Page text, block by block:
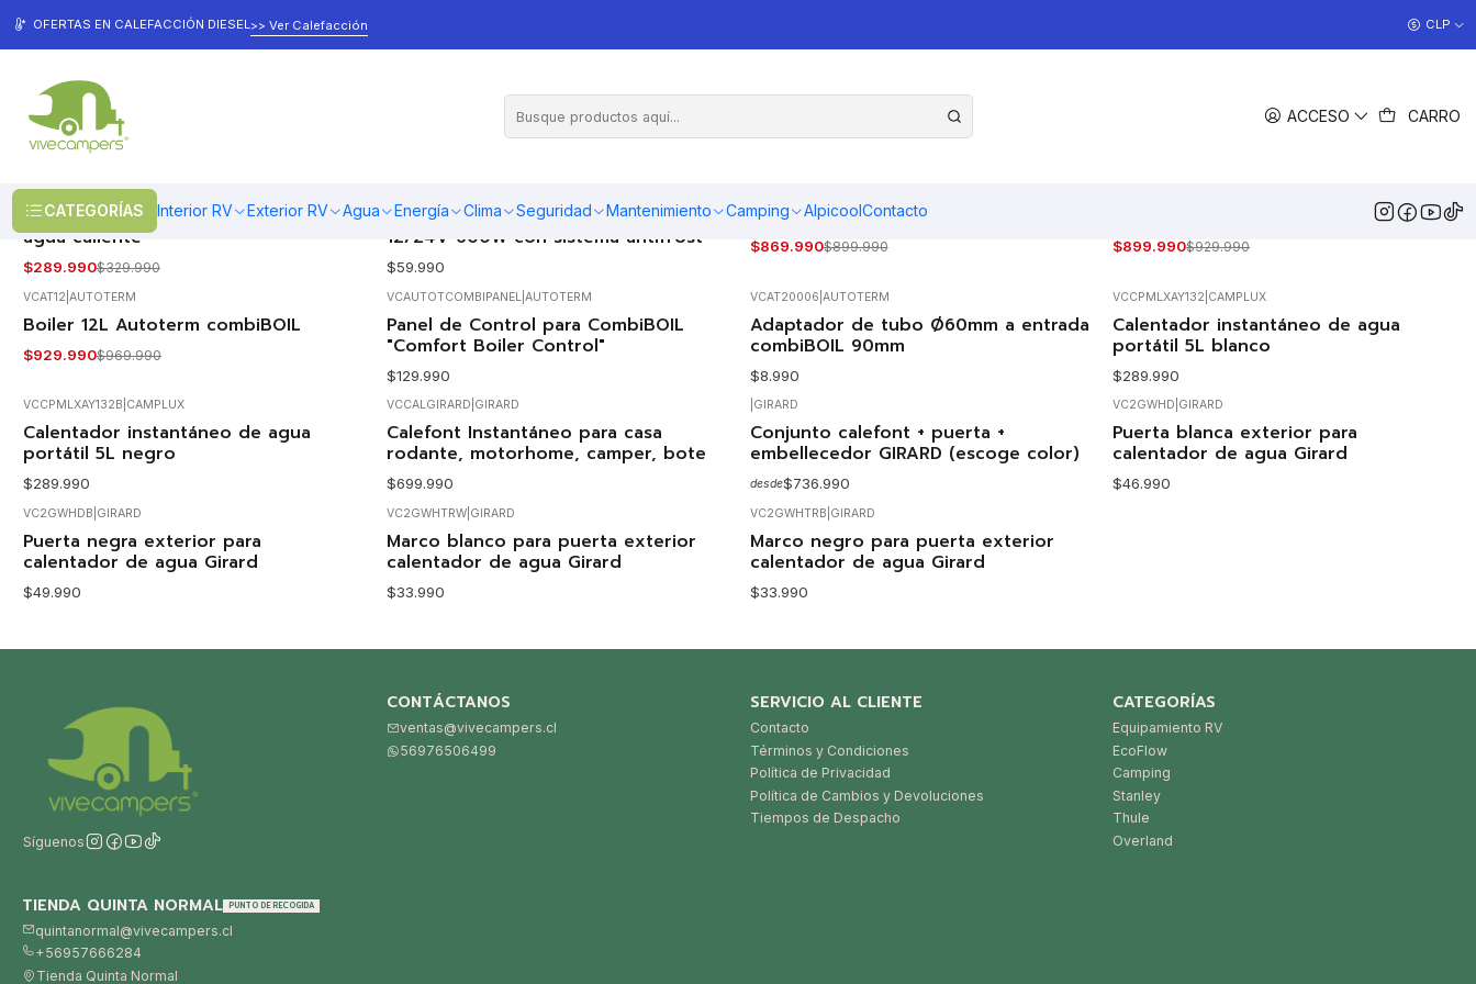
ACCESO CARRO
CATEGORÍAS Interior RV Exterior RV Agua Energía Clima Seguridad Mantenimiento Camping AlpicoolContacto
OFERTAS EN CALEFACCIÓN DIESEL>> Ver Calefacción CLP
Inicio Agua Calentadores de Agua
Calentadores de Agua
-12%
AT70018|AUTOTERM
Kit de instalación para sistemas de
agua caliente
$289.990$329.990
Termostato de protección 30A
12/24V 600W con sistema antifrost
$59.990
-3%
OFF
Agotado
Boiler 7L Autoterm combiBOIL
$869.990$899.990 Agotado
Boiler 9L Autoterm combiBOIL
$899.990$929.990
-4%
OFF
Agotado
VCAT12 AUTOTERM
Boiler 12L Autoterm combiBOIL
$929.990$969.990
VCAUTOTCOMBIPANEL| AUTOTERM
Panel de Control para CombiBOIL
"Comfort Boiler Control"
$129.990
VCAT20006 AUTOTERM
Adaptador de tubo Ø60mm a entrada
combiBOIL 90mm
$8.990
VCCPMLXAY132 CAMPLUX
Calentador instantáneo de agua
portátil 5L blanco
$289.990
VCCPMLXAY132B CAMPLUX
Calentador instantáneo de agua
portátil 5L negro
$289.990
VCCALGIRARD GIRARD
Calefont Instantáneo para casa
rodante, motorhome, camper, bote
$699.990
GIRARD
Conjunto calefont + puerta +
embellecedor GIRARD (escoge color)
desde$736.990
VC2GWHD GIRARD
Puerta blanca exterior para
calentador de agua Girard
$46.990
VC2GWHDB GIRARD
Puerta negra exterior para
calentador de agua Girard
$49.990
VC2GWHTRW| GIRARD
Marco blanco para puerta exterior
calentador de agua Girard
$33.990
VC2GWHTRB GIRARD
Marco negro para puerta exterior
calentador de agua Girard
$33.990
Síguenos
CONTÁCTANOS
ventas@vivecampers.cl
56976506499
SERVICIO AL CLIENTE
Contacto
Términos y Condiciones
Política de Privacidad
Política de Cambios y Devoluciones
Tiempos de Despacho
CATEGORÍAS
Equipamiento RV
EcoFlow
Camping
Stanley
Thule
Overland
TIENDA QUINTA NORMAL PUNTO DE RECOGIDA
quintanormal@vivecampers.cl
+56957666284
Tienda Quinta Normal